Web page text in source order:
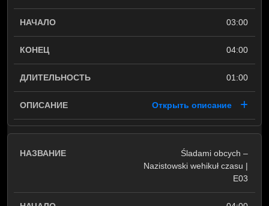
03:00
04:00
01:00
Открыть описание
Śladami obcych –
Nazistowski wehikuł czasu |
E03